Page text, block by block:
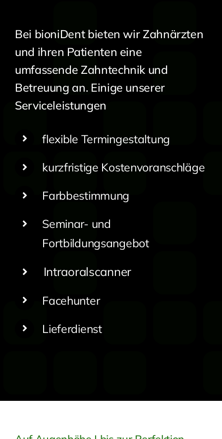
Bei bioniDent bieten wir Zahnärzten
und ihren Patienten eine
umfassende Zahntechnik und
Betreuung an. Einige unserer
Serviceleistungen
flexible Termingestaltung
kurzfristige Kostenvoranschläge
Farbbestimmung
Seminar- und
Fortbildungsangebot
Intraoralscanner
Facehunter
Lieferdienst